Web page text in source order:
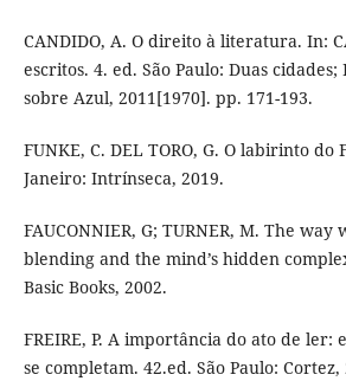
CANDIDO, A. O direito à literatura. In:
escritos. 4. ed. São Paulo: Duas
sobre Azul, 2011[1970]. pp. 171-193.
FUNKE, C. DEL TORO, G. O labirinto do
Janeiro: Intrínseca, 2019.
FAUCONNIER, G; TURNER, M. The
blending and the mind’s hidden
Basic Books, 2002.
FREIRE, P. A importância do ato de ler:
se completam. 42.ed. São Paulo: Cortez,